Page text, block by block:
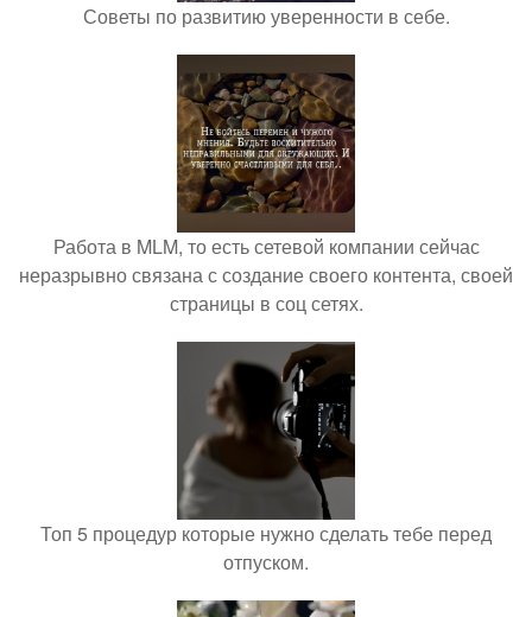
Советы по развитию уверенности в себе.
Работа в MLM, то есть сетевой компании сейчас
неразрывно связана с создание своего контента, своей
страницы в соц сетях.
Топ 5 процедур которые нужно сделать тебе перед
отпуском.